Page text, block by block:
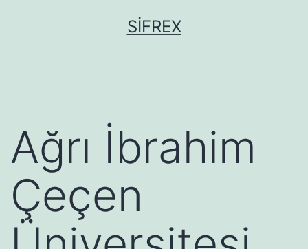
SIFREX
Ağrı İbrahim
Çeçen